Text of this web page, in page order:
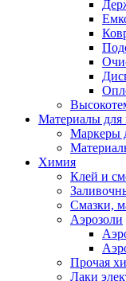
Материалы для
Маркеры
Химия
Клей и
Смазки,
Аэрозоли
Прочая
Лаки